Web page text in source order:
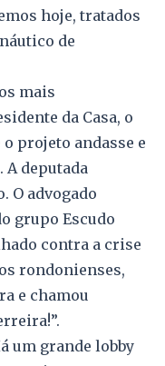
hoje, tratados
de
mais
da Casa, o
projeto andasse e
A deputada
O advogado
grupo Escudo
contra a crise
rondonienses,
e chamou
um grande lobby